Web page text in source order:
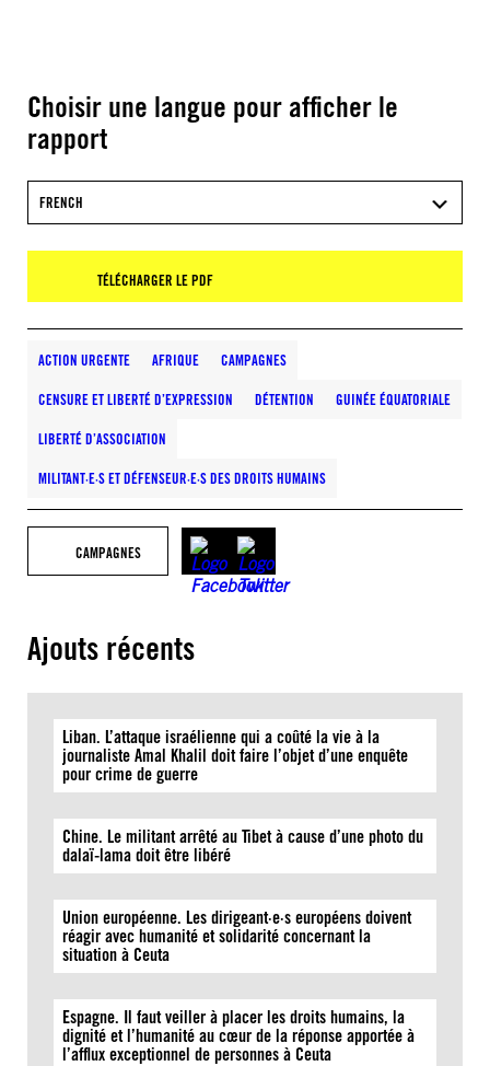
Choisir une langue pour afficher le
rapport
FRENCH
TÉLÉCHARGER LE PDF
ACTION URGENTE AFRIQUE CAMPAGNES
CENSURE ET LIBERTÉ D’EXPRESSION DÉTENTION GUINÉE ÉQUATORIALE
LIBERTÉ D’ASSOCIATION
MILITANT·E·S ET DÉFENSEUR·E·S DES DROITS HUMAINS
CAMPAGNES
Ajouts récents
Liban. L’attaque israélienne qui a coûté la vie à la
journaliste Amal Khalil doit faire l’objet d’une enquête
pour crime de guerre
Chine. Le militant arrêté au Tibet à cause d’une photo du
dalaï-lama doit être libéré
Union européenne. Les dirigeant·e·s européens doivent
réagir avec humanité et solidarité concernant la
situation à Ceuta
Espagne. Il faut veiller à placer les droits humains, la
dignité et l’humanité au cœur de la réponse apportée à
l’afflux exceptionnel de personnes à Ceuta